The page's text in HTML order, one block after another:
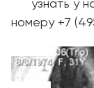
узнать у
номеру +7